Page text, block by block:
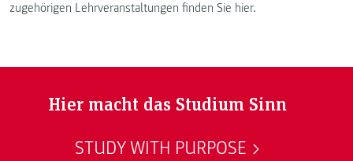
zugehörigen Lehrveranstaltungen finden Sie hier.
Hier macht das Studium Sinn
STUDY WITH PURPOSE